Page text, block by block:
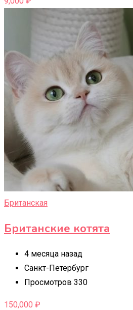
Британская
Британские котята
4 месяца назад
Санкт-Петербург
Просмотров 330
150,000 ₽